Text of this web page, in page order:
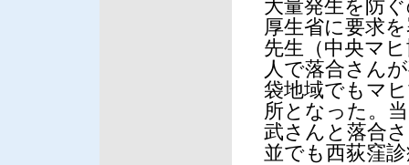
大量発生を防
厚生省に要求
先生（中央マ
人で落合さん
袋地域でもマ
所となった。
武さんと落合
並でも西荻窪